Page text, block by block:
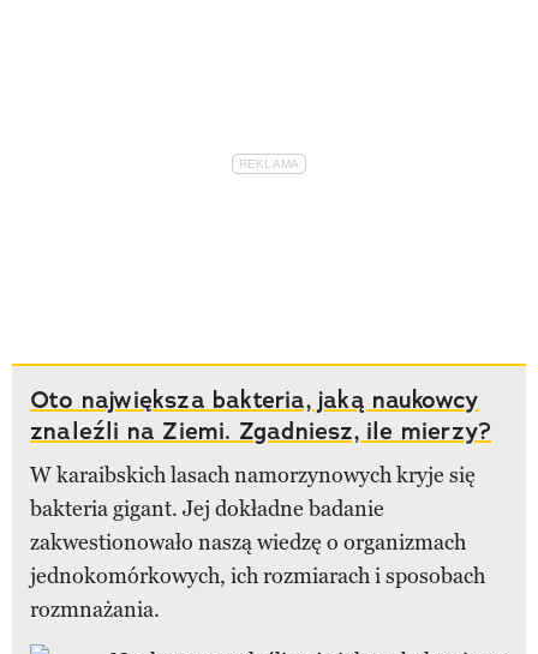
Oto największa bakteria, jaką naukowcy
znaleźli na Ziemi. Zgadniesz, ile mierzy?
W karaibskich lasach namorzynowych kryje się
bakteria gigant. Jej dokładne badanie
zakwestionowało naszą wiedzę o organizmach
jednokomórkowych, ich rozmiarach i sposobach
rozmnażania.